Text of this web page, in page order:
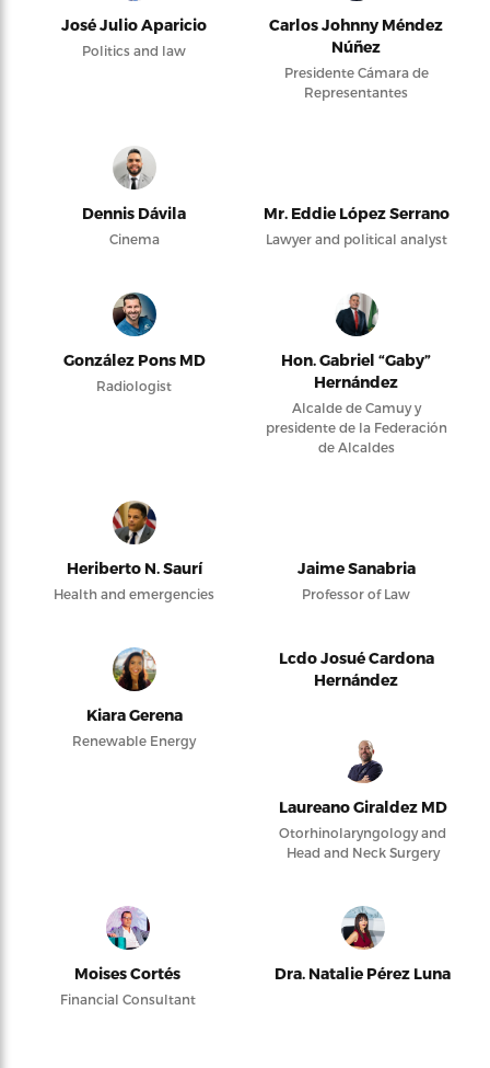
José Julio Aparicio
Politics and law
Carlos Johnny Méndez
Núñez
Presidente Cámara de
Representantes
Dennis Dávila
Cinema
Mr. Eddie López Serrano
Lawyer and political analyst
González Pons MD
Radiologist
Hon. Gabriel “Gaby”
Hernández
Alcalde de Camuy y
presidente de la Federación
de Alcaldes
Heriberto N. Saurí
Health and emergencies
Jaime Sanabria
Professor of Law
Kiara Gerena
Renewable Energy
Lcdo Josué Cardona
Hernández
Laureano Giraldez MD
Otorhinolaryngology and
Head and Neck Surgery
Moises Cortés
Financial Consultant
Dra. Natalie Pérez Luna